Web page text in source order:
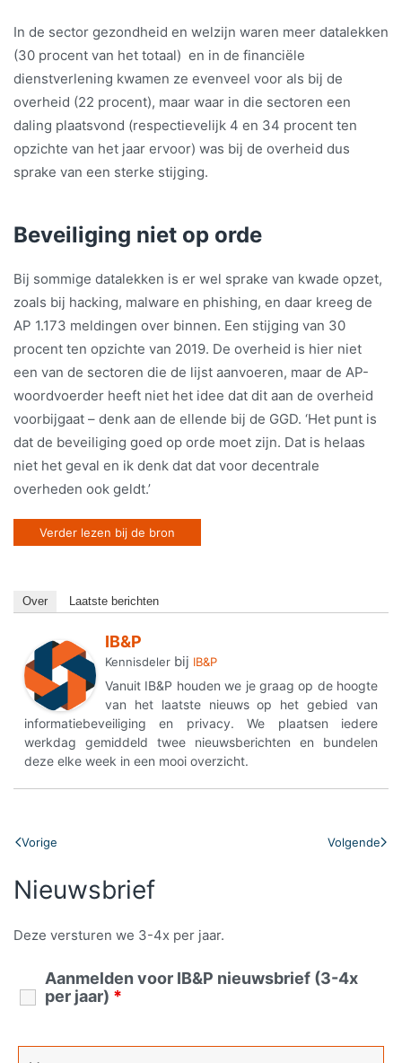
In de sector gezondheid en welzijn waren meer datalekken
(30 procent van het totaal) en in de financiële
dienstverlening kwamen ze evenveel voor als bij de
overheid (22 procent), maar waar in die sectoren een
daling plaatsvond (respectievelijk 4 en 34 procent ten
opzichte van het jaar ervoor) was bij de overheid dus
sprake van een sterke stijging.
Beveiliging niet op orde
Bij sommige datalekken is er wel sprake van kwade opzet,
zoals bij hacking, malware en phishing, en daar kreeg de
AP 1.173 meldingen over binnen. Een stijging van 30
procent ten opzichte van 2019. De overheid is hier niet
een van de sectoren die de lijst aanvoeren, maar de AP-
woordvoerder heeft niet het idee dat dit aan de overheid
voorbijgaat – denk aan de ellende bij de GGD. ‘Het punt is
dat de beveiliging goed op orde moet zijn. Dat is helaas
niet het geval en ik denk dat dat voor decentrale
overheden ook geldt.’
Verder lezen bij de bron
Over Laatste berichten
IB&P
Kennisdeler bij IB&P
Vanuit IB&P houden we je graag op de hoogte
van het laatste nieuws op het gebied van
informatiebeveiliging en privacy. We plaatsen iedere
werkdag gemiddeld twee nieuwsberichten en bundelen
deze elke week in een mooi overzicht.
Vorige Volgende
Nieuwsbrief
Deze versturen we 3-4x per jaar.
Aanmelden voor IB&P nieuwsbrief (3-4x
per jaar) *